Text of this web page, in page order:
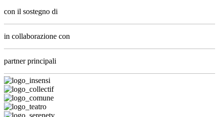
con il sostegno di
in collaborazione con
partner principali